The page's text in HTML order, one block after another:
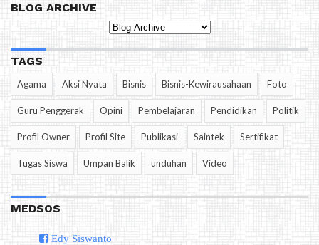
BLOG ARCHIVE
TAGS
Agama Aksi Nyata Bisnis Bisnis-Kewirausahaan Foto
Guru Penggerak Opini Pembelajaran Pendidikan Politik
Profil Owner Profil Site Publikasi Saintek Sertifikat
Tugas Siswa Umpan Balik unduhan Video
MEDSOS
Edy Siswanto